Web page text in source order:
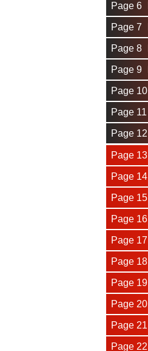
Page 6
Page 7
Page 8
Page 9
Page 10
Page 11
Page 12
Page 13
Page 14
Page 15
Page 16
Page 17
Page 18
Page 19
Page 20
Page 21
Page 22